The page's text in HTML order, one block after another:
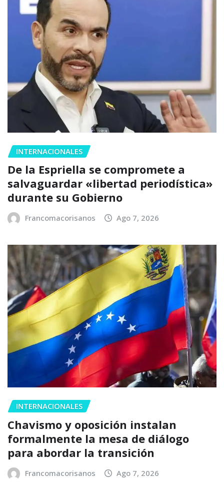
INTERNACIONALES
De la Espriella se compromete a
salvaguardar «libertad periodística»
durante su Gobierno
Francomacorisanos Ago 7, 2026
INTERNACIONALES
Chavismo y oposición instalan
formalmente la mesa de diálogo
para abordar la transición
Francomacorisanos Ago 7, 2026